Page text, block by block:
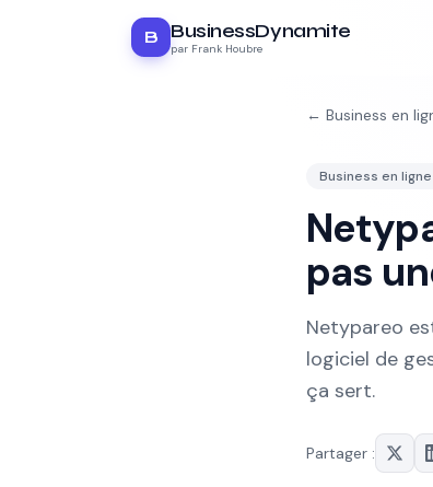
B BusinessDynamite
par Frank Houbre
← Business en
Business en ligne
pas
Netypareo
logiciel de
ça sert.
Partager :